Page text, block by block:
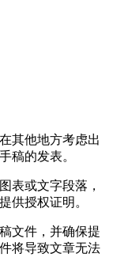
其他地方考虑出
稿的发表。
表或文字段落，
供授权证明。
文件，并确保提
将导致文章无法